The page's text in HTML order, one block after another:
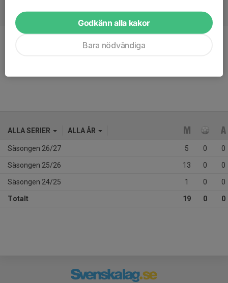
-
ALLA SERIER ALLA ÅR
Säsongen 26/27 5 0 0
Säsongen 25/26 13 0 0
Säsongen 24/25 1 0 0
Totalt 19 0 0
Godkänn alla kakor
Bara nödvändiga